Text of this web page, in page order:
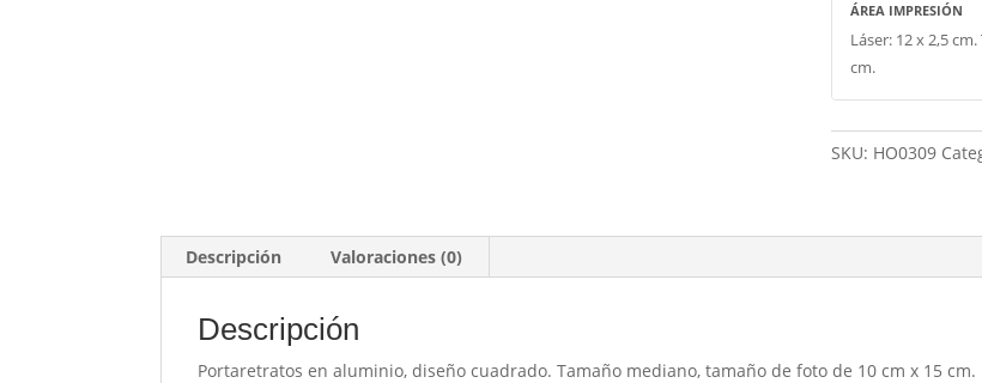
ÁREA IMPRESIÓN
Láser: 12 x 2,5
cm.
SKU: HO0309
Descripción Valoraciones (0)
Descripción
Portaretratos en aluminio, diseño cuadrado. Tamaño mediano, tamaño de foto de 10 cm x 15 cm.